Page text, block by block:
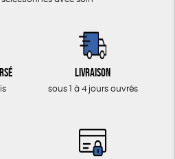
Livraison
sous 1 à 4 jours ouvrés